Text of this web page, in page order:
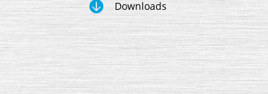
Downloads